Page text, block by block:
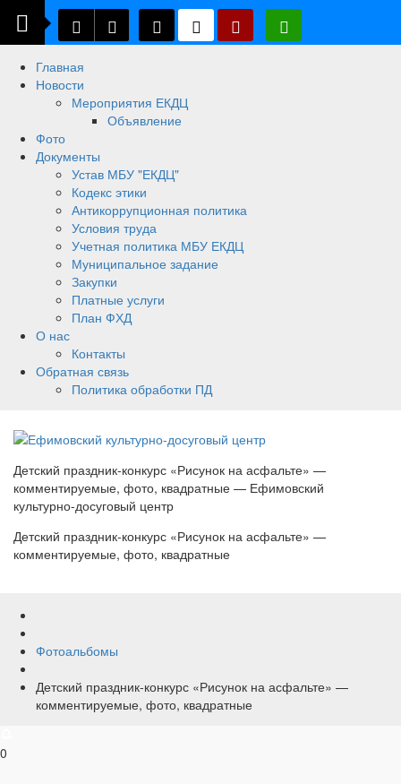
Главная
Новости
Мероприятия ЕКДЦ
Объявление
Фото
Документы
Устав МБУ "ЕКДЦ"
Кодекс этики
Антикоррупционная политика
Условия труда
Учетная политика МБУ ЕКДЦ
Муниципальное задание
Закупки
Платные услуги
План ФХД
О нас
Контакты
Обратная связь
Политика обработки ПД
Детский праздник-конкурс «Рисунок на асфальте» —
комментируемые, фото, квадратные — Ефимовский
культурно-досуговый центр
Детский праздник-конкурс «Рисунок на асфальте» —
комментируемые, фото, квадратные
Фотоальбомы
Детский праздник-конкурс «Рисунок на асфальте» —
комментируемые, фото, квадратные
0